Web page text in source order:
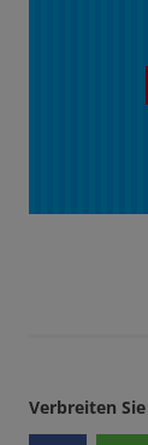
Verbreiten